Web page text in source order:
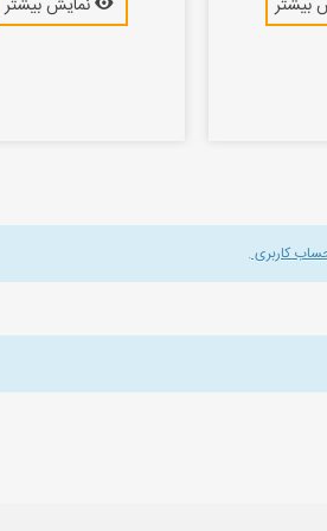
نمایش بیشتر
بیشتر
کاربری.